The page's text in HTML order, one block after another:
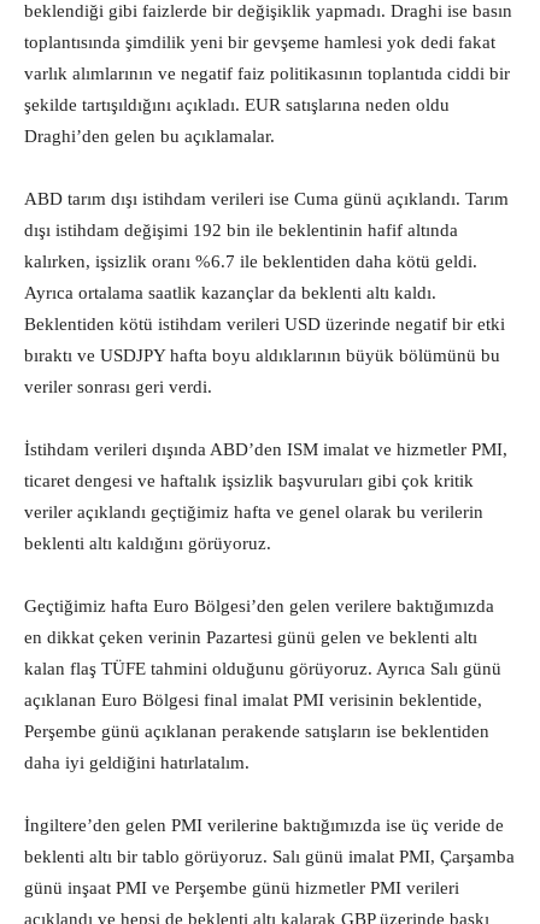
beklendiği gibi faizlerde bir değişiklik yapmadı. Draghi ise basın
toplantısında şimdilik yeni bir gevşeme hamlesi yok dedi fakat
varlık alımlarının ve negatif faiz politikasının toplantıda ciddi bir
şekilde tartışıldığını açıkladı. EUR satışlarına neden oldu
Draghi’den gelen bu açıklamalar.
ABD tarım dışı istihdam verileri ise Cuma günü açıklandı. Tarım
dışı istihdam değişimi 192 bin ile beklentinin hafif altında
kalırken, işsizlik oranı %6.7 ile beklentiden daha kötü geldi.
Ayrıca ortalama saatlik kazançlar da beklenti altı kaldı.
Beklentiden kötü istihdam verileri USD üzerinde negatif bir etki
bıraktı ve USDJPY hafta boyu aldıklarının büyük bölümünü bu
veriler sonrası geri verdi.
İstihdam verileri dışında ABD’den ISM imalat ve hizmetler PMI,
ticaret dengesi ve haftalık işsizlik başvuruları gibi çok kritik
veriler açıklandı geçtiğimiz hafta ve genel olarak bu verilerin
beklenti altı kaldığını görüyoruz.
Geçtiğimiz hafta Euro Bölgesi’den gelen verilere baktığımızda
en dikkat çeken verinin Pazartesi günü gelen ve beklenti altı
kalan flaş TÜFE tahmini olduğunu görüyoruz. Ayrıca Salı günü
açıklanan Euro Bölgesi final imalat PMI verisinin beklentide,
Perşembe günü açıklanan perakende satışların ise beklentiden
daha iyi geldiğini hatırlatalım.
İngiltere’den gelen PMI verilerine baktığımızda ise üç veride de
beklenti altı bir tablo görüyoruz. Salı günü imalat PMI, Çarşamba
günü inşaat PMI ve Perşembe günü hizmetler PMI verileri
açıklandı ve hepsi de beklenti altı kalarak GBP üzerinde baskı